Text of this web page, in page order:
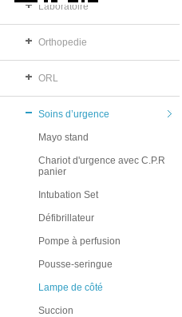
Laboratoire
Orthopedie
ORL
Soins d’urgence
Mayo stand
Chariot d'urgence avec C.P.R
panier
Intubation Set
Défibrillateur
Pompe à perfusion
Pousse-seringue
Lampe de côté
Succion